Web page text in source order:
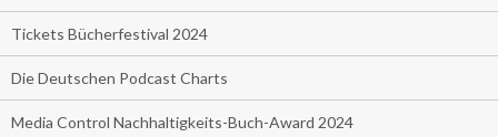
Tickets Bücherfestival 2024
Die Deutschen Podcast Charts
Media Control Nachhaltigkeits-Buch-Award 2024